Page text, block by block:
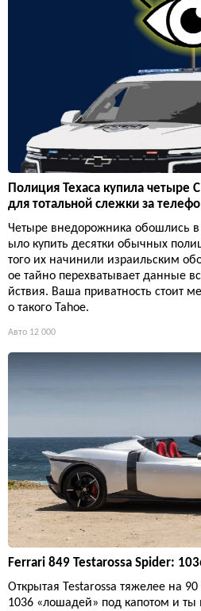
Полиция Техаса купила четыре
для тотальной слежки за
Четыре внедорожника обошлись
ыло купить десятки обычных
того их начинили израильским
ое тайно перехватывает данные
йствия. Ваша приватность стоит
о такого Tahoe.
Авто 12 000
Ferrari 849 Testarossa Spider:
Открытая Testarossa тяжелее на 90
1036 «лошадей» под капотом и